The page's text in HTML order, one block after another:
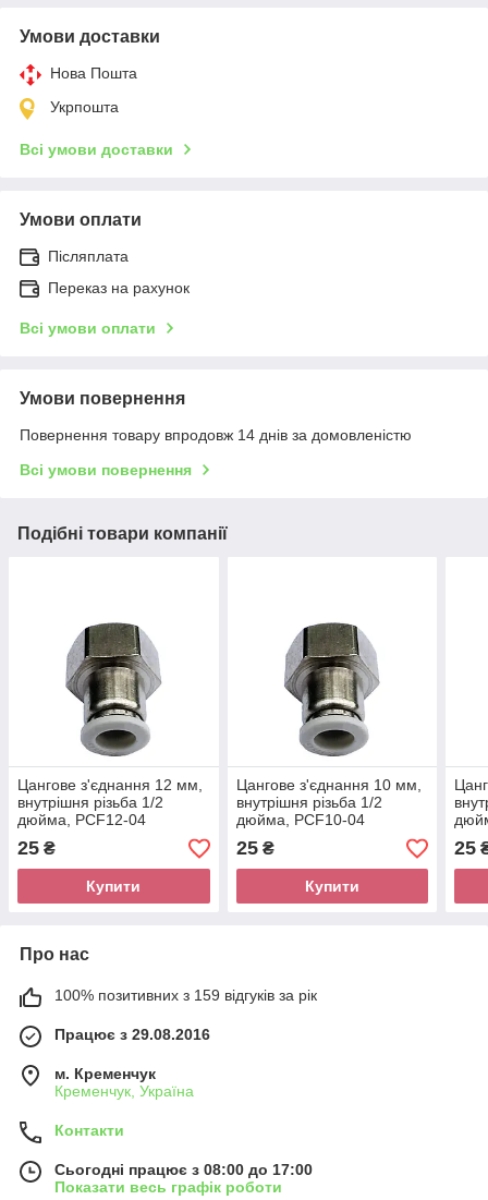
Умови доставки
Нова Пошта
Укрпошта
Всі умови доставки
Умови оплати
Післяплата
Переказ на рахунок
Всі умови оплати
Умови повернення
Повернення товару впродовж 14 днів за домовленістю
Всі умови повернення
Подібні товари компанії
Цангове з'єднання 12 мм,
внутрішня різьба 1/2
дюйма, PCF12-04
25 ₴
Купити
Цангове з'єднання 10 мм,
внутрішня різьба 1/2
дюйма, PCF10-04
25₴
Купити
25
Про нас
100% позитивних з 159 відгуків за рік
Працює з 29.08.2016
м. Кременчук
Кременчук, Україна
Контакти
Сьогодні працює з 08:00 до 17:00
Показати весь графік роботи